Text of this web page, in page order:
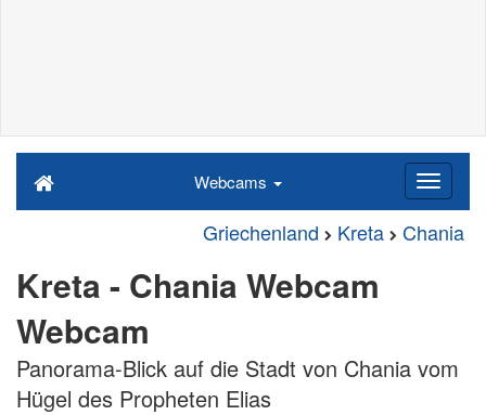
Webcams
Griechenland Kreta Chania
Kreta - Chania Webcam
Webcam
Panorama-Blick auf die Stadt von Chania vom
Hügel des Propheten Elias